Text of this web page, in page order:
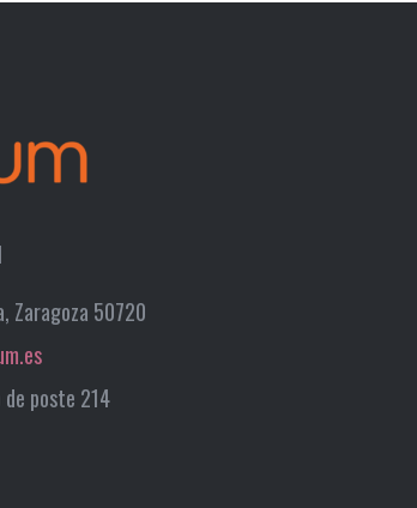
Zaragoza 50720
poste 214